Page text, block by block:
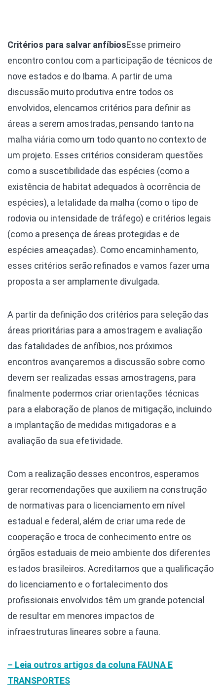
Critérios para salvar anfíbiosEsse primeiro
encontro contou com a participação de técnicos de
nove estados e do Ibama. A partir de uma
discussão muito produtiva entre todos os
envolvidos, elencamos critérios para definir as
áreas a serem amostradas, pensando tanto na
malha viária como um todo quanto no contexto de
um projeto. Esses critérios consideram questões
como a suscetibilidade das espécies (como a
existência de habitat adequados à ocorrência de
espécies), a letalidade da malha (como o tipo de
rodovia ou intensidade de tráfego) e critérios legais
(como a presença de áreas protegidas e de
espécies ameaçadas). Como encaminhamento,
esses critérios serão refinados e vamos fazer uma
proposta a ser amplamente divulgada.
A partir da definição dos critérios para seleção das
áreas prioritárias para a amostragem e avaliação
das fatalidades de anfíbios, nos próximos
encontros avançaremos a discussão sobre como
devem ser realizadas essas amostragens, para
finalmente podermos criar orientações técnicas
para a elaboração de planos de mitigação, incluindo
a implantação de medidas mitigadoras e a
avaliação da sua efetividade.
Com a realização desses encontros, esperamos
gerar recomendações que auxiliem na construção
de normativas para o licenciamento em nível
estadual e federal, além de criar uma rede de
cooperação e troca de conhecimento entre os
órgãos estaduais de meio ambiente dos diferentes
estados brasileiros. Acreditamos que a qualificação
do licenciamento e o fortalecimento dos
profissionais envolvidos têm um grande potencial
de resultar em menores impactos de
infraestruturas lineares sobre a fauna.
– Leia outros artigos da coluna FAUNA E
TRANSPORTES